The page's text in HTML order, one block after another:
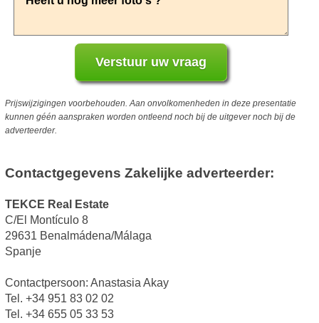
Prijswijzigingen voorbehouden. Aan onvolkomenheden in deze presentatie
kunnen géén aanspraken worden ontleend noch bij de uitgever noch bij de
adverteerder.
Contactgegevens Zakelijke adverteerder:
TEKCE Real Estate
C/El Montículo 8
29631 Benalmádena/Málaga
Spanje
Contactpersoon: Anastasia Akay
Tel. +34 951 83 02 02
Tel. +34 655 05 33 53